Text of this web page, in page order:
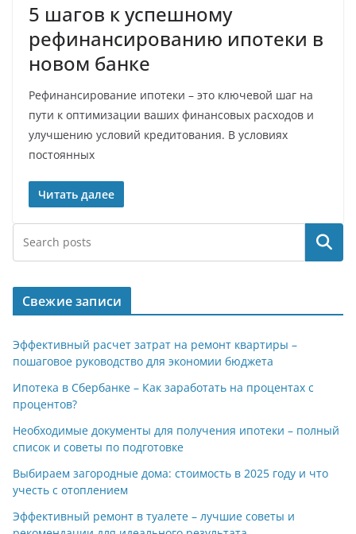
5 шагов к успешному
рефинансированию ипотеки в
новом банке
Рефинансирование ипотеки – это ключевой шаг на
пути к оптимизации ваших финансовых расходов и
улучшению условий кредитования. В условиях
постоянных
Читать далее
Поиск
Свежие записи
Эффективный расчет затрат на ремонт квартиры –
пошаговое руководство для экономии бюджета
Ипотека в Сбербанке – Как заработать на процентах с
процентов?
Необходимые документы для получения ипотеки – полный
список и советы по подготовке
Выбираем загородные дома: стоимость в 2025 году и что
учесть с отоплением
Эффективный ремонт в туалете – лучшие советы и